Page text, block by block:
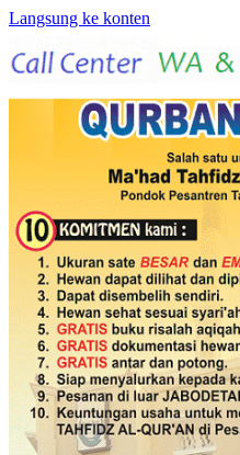
Langsung ke konten